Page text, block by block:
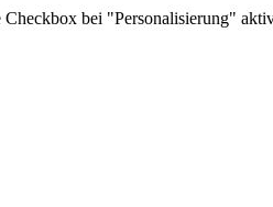
Checkbox bei "Personalisierung"